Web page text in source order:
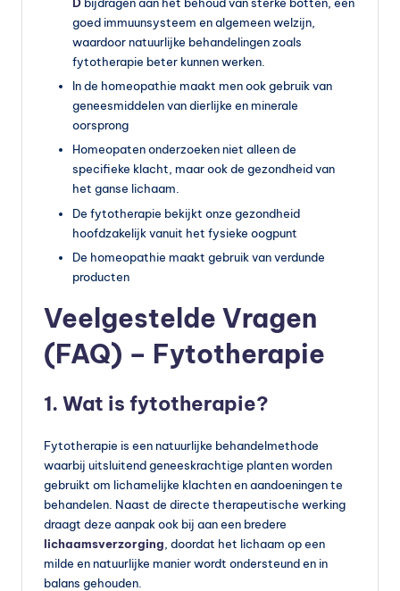
goed immuunsysteem en algemeen welzijn,
waardoor natuurlijke behandelingen zoals
fytotherapie beter kunnen werken.
In de homeopathie maakt men ook gebruik van
geneesmiddelen van dierlijke en minerale
oorsprong
Homeopaten onderzoeken niet alleen de
specifieke klacht, maar ook de gezondheid van
het ganse lichaam.
De fytotherapie bekijkt onze gezondheid
hoofdzakelijk vanuit het fysieke oogpunt
De homeopathie maakt gebruik van verdunde
producten
Veelgestelde Vragen
(FAQ) – Fytotherapie
1. Wat is fytotherapie?
Fytotherapie is een natuurlijke behandelmethode
waarbij uitsluitend geneeskrachtige planten worden
gebruikt om lichamelijke klachten en aandoeningen te
behandelen. Naast de directe therapeutische werking
draagt deze aanpak ook bij aan een bredere
lichaamsverzorging , doordat het lichaam op een
milde en natuurlijke manier wordt ondersteund en in
balans gehouden.